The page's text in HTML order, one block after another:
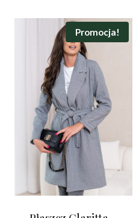
wynosiła:
165.00 zł.
wynosi:
115.00
Promocja!